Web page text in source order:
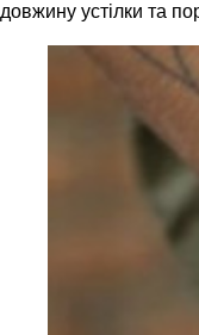
довжину устілки та